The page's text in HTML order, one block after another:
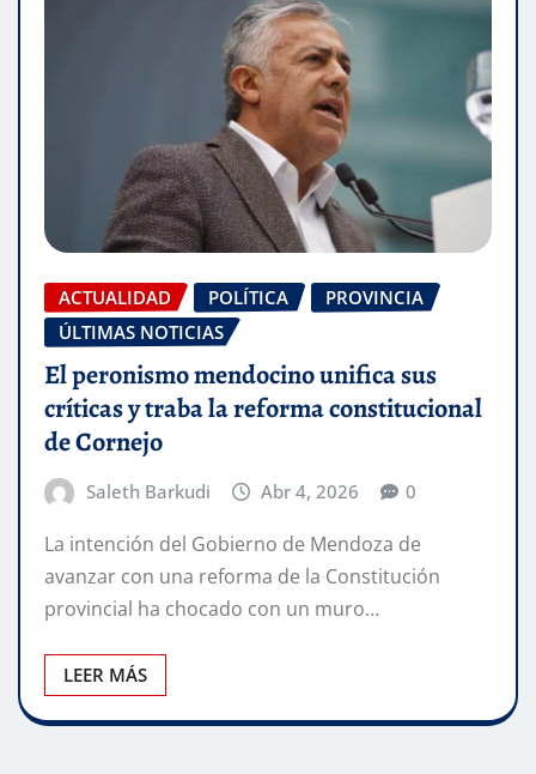
ACTUALIDAD POLÍTICA
PROVINCIA
ÚLTIMAS NOTICIAS
El peronismo mendocino unifica sus
críticas y traba la reforma constitucional
de Cornejo
Saleth Barkudi Abr 4, 2026 0
La intención del Gobierno de Mendoza de
avanzar con una reforma de la Constitución
provincial ha chocado con un muro…
LEER MÁS